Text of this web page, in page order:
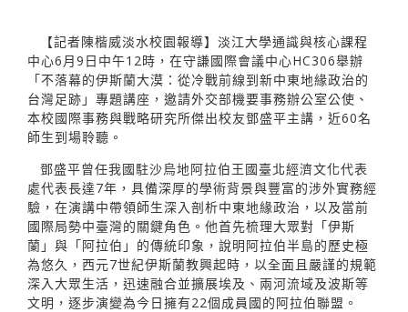
【記者陳楷威淡水校園報導】淡江大學通識與核心課程
中心6月9日中午12時，在守謙國際會議中心HC306舉辦
「不落幕的伊斯蘭大漠：從冷戰前線到新中東地緣政治的
台灣足跡」專題講座，邀請外交部機要事務辦公室公使、
本校國際事務與戰略研究所傑出校友鄧盛平主講，近60名
師生到場聆聽。
鄧盛平曾任我國駐沙烏地阿拉伯王國臺北經濟文化代表
處代表長達7年，具備深厚的學術背景與豐富的涉外實務經
驗，在演講中帶領師生深入剖析中東地緣政治，以及當前
國際局勢中臺灣的關鍵角色。他首先梳理大眾對「伊斯
蘭」與「阿拉伯」的傳統印象，說明阿拉伯半島的歷史極
為悠久，西元7世紀伊斯蘭教興起時，以全面且嚴謹的規範
深入大眾生活，迅速融合並擴展埃及、兩河流域及波斯等
文明，逐步演變為今日擁有22個成員國的阿拉伯聯盟。